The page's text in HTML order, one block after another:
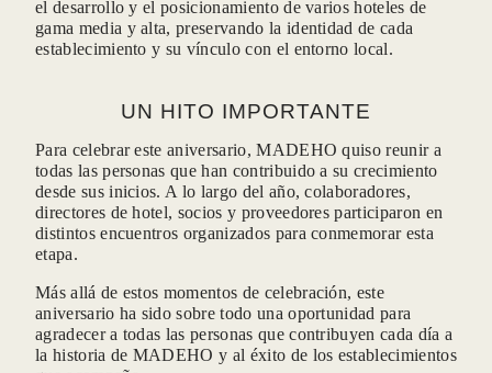
el desarrollo y el posicionamiento de varios hoteles de
gama media y alta, preservando la identidad de cada
establecimiento y su vínculo con el entorno local.
UN HITO IMPORTANTE
Para celebrar este aniversario, MADEHO quiso reunir a
todas las personas que han contribuido a su crecimiento
desde sus inicios. A lo largo del año, colaboradores,
directores de hotel, socios y proveedores participaron en
distintos encuentros organizados para conmemorar esta
etapa.
Más allá de estos momentos de celebración, este
aniversario ha sido sobre todo una oportunidad para
agradecer a todas las personas que contribuyen cada día a
la historia de MADEHO y al éxito de los establecimientos
CONTACT-
Nombre*: